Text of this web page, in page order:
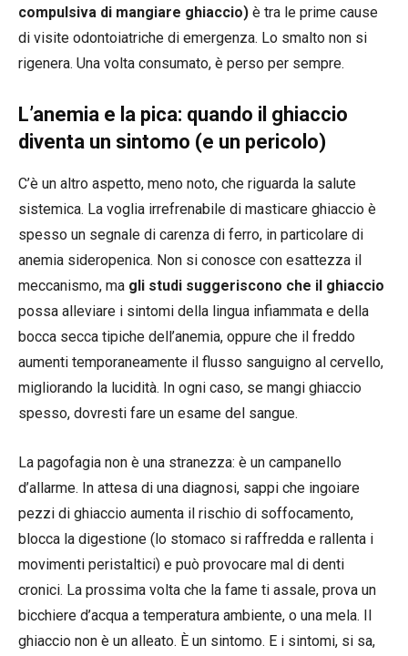
compulsiva di mangiare ghiaccio) è tra le prime cause
di visite odontoiatriche di emergenza. Lo smalto non si
rigenera. Una volta consumato, è perso per sempre.
L’anemia e la pica: quando il ghiaccio
diventa un sintomo (e un pericolo)
C’è un altro aspetto, meno noto, che riguarda la salute
sistemica. La voglia irrefrenabile di masticare ghiaccio è
spesso un segnale di carenza di ferro, in particolare di
anemia sideropenica. Non si conosce con esattezza il
meccanismo, ma gli studi suggeriscono che il ghiaccio
possa alleviare i sintomi della lingua infiammata e della
bocca secca tipiche dell’anemia, oppure che il freddo
aumenti temporaneamente il flusso sanguigno al cervello,
migliorando la lucidità. In ogni caso, se mangi ghiaccio
spesso, dovresti fare un esame del sangue.
La pagofagia non è una stranezza: è un campanello
d’allarme. In attesa di una diagnosi, sappi che ingoiare
pezzi di ghiaccio aumenta il rischio di soffocamento,
blocca la digestione (lo stomaco si raffredda e rallenta i
movimenti peristaltici) e può provocare mal di denti
cronici. La prossima volta che la fame ti assale, prova un
bicchiere d’acqua a temperatura ambiente, o una mela. Il
ghiaccio non è un alleato. È un sintomo. E i sintomi, si sa,